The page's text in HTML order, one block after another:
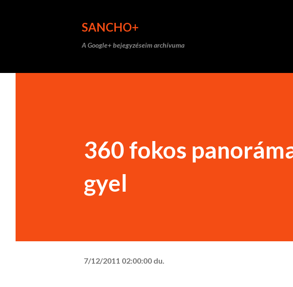
SANCHO+
A Google+ bejegyzéseim archívuma
360 fokos
gyel
7/12/2011 02:00:00 du.